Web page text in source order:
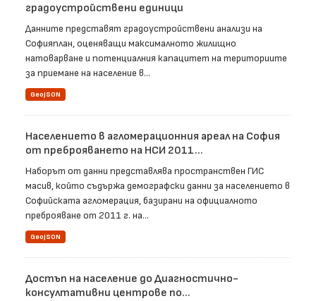
градоустройствени единици
Данните представят градоустройствени анализи на
Софияплан, оценяващи максималното жилищно
натоварване и потенциалния капацитет на териториите
за приемане на население в...
GeoJSON
Населението в агломерационния ареал на София
от преброяването на НСИ 2011...
Наборът от данни представлява пространствен ГИС
масив, който съдържа демографски данни за населението в
Софийската агломерация, базирани на официалното
преброяване от 2011 г. на...
GeoJSON
Достъп на население до Диагностично-
консултативни центрове по...